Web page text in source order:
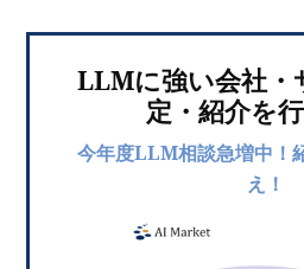
LLMに強い会社・
定・紹介を
今年度LLM相談急増中！
え！